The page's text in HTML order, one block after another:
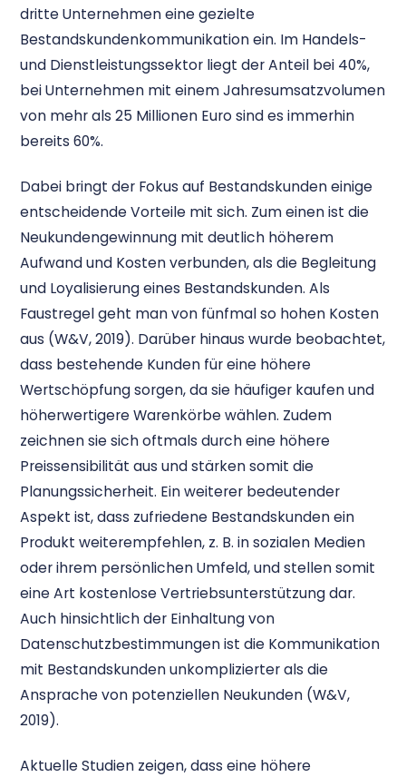
dritte Unternehmen eine gezielte
Bestandskundenkommunikation ein. Im Handels-
und Dienstleistungssektor liegt der Anteil bei 40%,
bei Unternehmen mit einem Jahresumsatzvolumen
von mehr als 25 Millionen Euro sind es immerhin
bereits 60%.
Dabei bringt der Fokus auf Bestandskunden einige
entscheidende Vorteile mit sich. Zum einen ist die
Neukundengewinnung mit deutlich höherem
Aufwand und Kosten verbunden, als die Begleitung
und Loyalisierung eines Bestandskunden. Als
Faustregel geht man von fünfmal so hohen Kosten
aus (W&V, 2019). Darüber hinaus wurde beobachtet,
dass bestehende Kunden für eine höhere
Wertschöpfung sorgen, da sie häufiger kaufen und
höherwertigere Warenkörbe wählen. Zudem
zeichnen sie sich oftmals durch eine höhere
Preissensibilität aus und stärken somit die
Planungssicherheit. Ein weiterer bedeutender
Aspekt ist, dass zufriedene Bestandskunden ein
Produkt weiterempfehlen, z. B. in sozialen Medien
oder ihrem persönlichen Umfeld, und stellen somit
eine Art kostenlose Vertriebsunterstützung dar.
Auch hinsichtlich der Einhaltung von
Datenschutzbestimmungen ist die Kommunikation
mit Bestandskunden unkomplizierter als die
Ansprache von potenziellen Neukunden (W&V,
2019).
Aktuelle Studien zeigen, dass eine höhere